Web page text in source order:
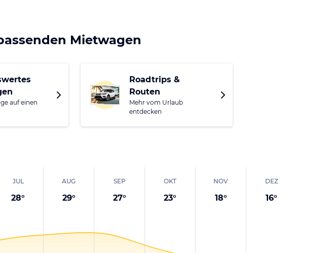
Mietwagen
auf einen
Roadtrips &
Routen
Mehr vom Urlaub
entdecken
JUL
28°
AUG
29°
SEP
27°
OKT
23°
NOV
18°
DEZ
16°